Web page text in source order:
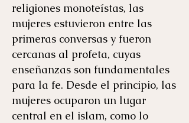
religiones monoteístas, las
mujeres estuvieron entre las
primeras conversas y fueron
cercanas al profeta, cuyas
enseñanzas son fundamentales
para la fe. Desde el principio, las
mujeres ocuparon un lugar
central en el islam, como lo